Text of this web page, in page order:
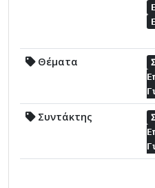
Θέματα
Συντάκτης